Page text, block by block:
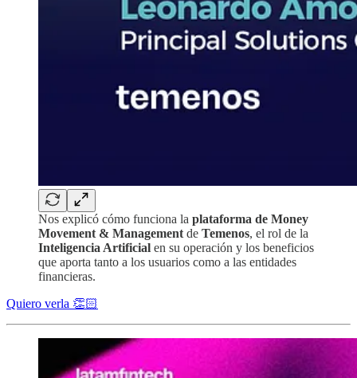
Nos explicó cómo funciona la plataforma de Money
Movement & Management de Temenos, el rol de la
Inteligencia Artificial en su operación y los beneficios
que aporta tanto a los usuarios como a las entidades
financieras.
Quiero verla 👏🏻